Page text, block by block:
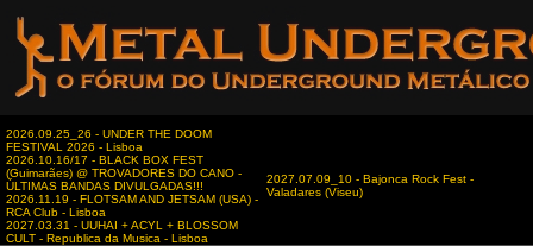
2026.09.25_26 - UNDER THE DOOM
FESTIVAL 2026 - Lisboa
2026.10.16/17 - BLACK BOX FEST
(Guimarães) @ TROVADORES DO CANO -
ÚLTIMAS BANDAS DIVULGADAS!!!
2026.11.19 - FLOTSAM AND JETSAM (USA) -
RCA Club - Lisboa
2027.03.31 - UUHAI + ACYL + BLOSSOM
CULT - Republica da Musica - Lisboa
2027.07.09_10 - Bajonca Rock Fest -
Valadares (Viseu)